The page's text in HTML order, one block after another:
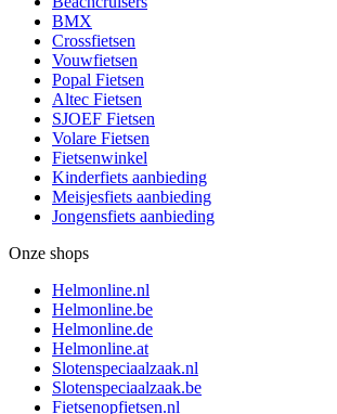
BMX
Crossfietsen
Vouwfietsen
Popal Fietsen
Altec Fietsen
SJOEF Fietsen
Volare Fietsen
Fietsenwinkel
Kinderfiets aanbieding
Meisjesfiets aanbieding
Jongensfiets aanbieding
Onze shops
Helmonline.nl
Helmonline.be
Helmonline.de
Helmonline.at
Slotenspeciaalzaak.nl
Slotenspeciaalzaak.be
Fietsenopfietsen.nl